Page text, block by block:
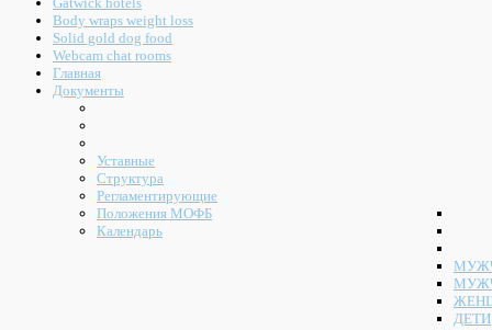
Body wraps weight loss
Solid gold dog food
Webcam chat rooms
Главная
Документы
Уставные
Структура
Регламентирующие
Положения МОФБ
Календарь
ДЕТИ